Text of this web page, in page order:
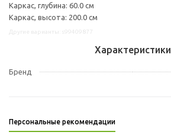
Каркас, глубина: 60.0 см
Каркас, высота: 200.0 см
Характеристики
Бренд
Персональные рекомендации